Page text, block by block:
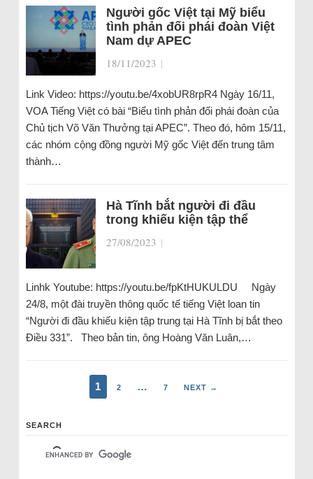
Người gốc Việt tại Mỹ biểu
tình phản đối phái đoàn Việt
Nam dự APEC
18/11/2023 |
Link Video: https://youtu.be/4xobUR8rpR4 Ngày 16/11,
VOA Tiếng Việt có bài “Biểu tình phản đối phái đoàn của
Chủ tịch Võ Văn Thưởng tại APEC”. Theo đó, hôm 15/11,
các nhóm cộng đồng người Mỹ gốc Việt đến trung tâm
thành…
Hà Tĩnh bắt người đi đầu
trong khiếu kiện tập thể
27/08/2023 |
Linhk Youtube: https://youtu.be/fpKtHUKULDU Ngày
24/8, một đài truyền thông quốc tế tiếng Việt loan tin
“Người đi đầu khiếu kiện tập trung tại Hà Tĩnh bị bắt theo
Điều 331”. Theo bản tin, ông Hoàng Văn Luân,…
1 2 … 7 NEXT →
SEARCH